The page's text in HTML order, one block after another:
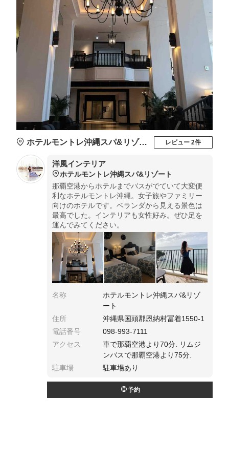
ホテルモントレ沖縄スパ&リゾート レビュー 2件
洋風インテリア
ホテルモントレ沖縄スパ&リゾート
那覇空港からホテルまでバスがでていて大変便
利なホテルモントレ沖縄。女子旅やファミリー
向けのホテルです。ベランダから見える景色は
最高でした。インテリアも女性好み。ぜひ足を
運んでみてください。
名称
ホテルモントレ沖縄スパ&リゾ
ート
住所
沖縄県国頭郡恩納村冨着1550-1
電話番号
098-993-7111
アクセス
車で那覇空港より70分. リムジ
ンバスで那覇空港より75分.
駐車場
駐車場あり
予約